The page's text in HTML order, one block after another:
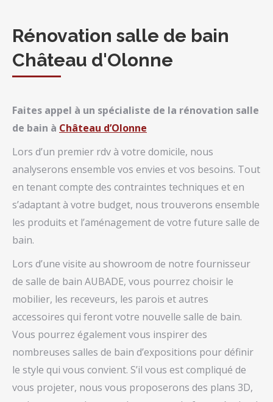
Rénovation salle de bain
Château d'Olonne
Faites appel à un spécialiste de la rénovation salle
de bain à Château d’Olonne
Lors d’un premier rdv à votre domicile, nous
analyserons ensemble vos envies et vos besoins. Tout
en tenant compte des contraintes techniques et en
s’adaptant à votre budget, nous trouverons ensemble
les produits et l’aménagement de votre future salle de
bain.
Lors d’une visite au showroom de notre fournisseur
de salle de bain AUBADE, vous pourrez choisir le
mobilier, les receveurs, les parois et autres
accessoires qui feront votre nouvelle salle de bain.
Vous pourrez également vous inspirer des
nombreuses salles de bain d’expositions pour définir
le style qui vous convient. S’il vous est compliqué de
vous projeter, nous vous proposerons des plans 3D,